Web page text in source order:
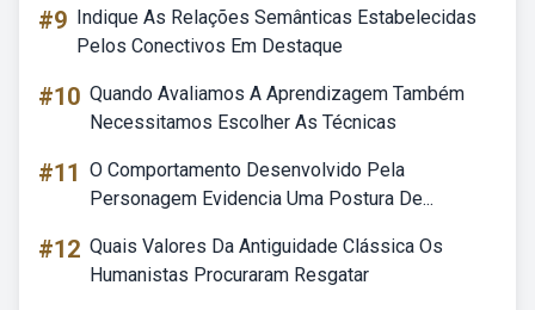
#9 Indique As Relações Semânticas Estabelecidas
Pelos Conectivos Em Destaque
#10 Quando Avaliamos A Aprendizagem Também
Necessitamos Escolher As Técnicas
#11 O Comportamento Desenvolvido Pela
Personagem Evidencia Uma Postura De...
#12 Quais Valores Da Antiguidade Clássica Os
Humanistas Procuraram Resgatar